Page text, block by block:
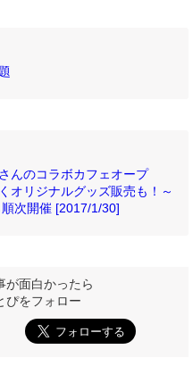
んのコラボカフェオープ
リジナルグッズ販売も！～
次開催 [2017/1/30]
が面白かったら
ぴをフォロー